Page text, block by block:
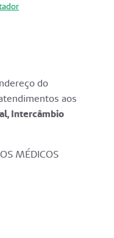
do
aos
Intercâmbio
MÉDICOS